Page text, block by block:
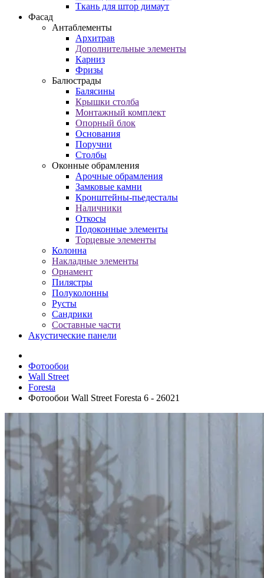
Ткань для штор димаут
Фасад
Антаблементы
Архитрав
Дополнительные элементы
Карниз
Фризы
Балюстрады
Балясины
Крышки столба
Монтажный комплект
Опорный блок
Основания
Поручни
Столбы
Оконные обрамления
Арочные обрамления
Замковые камни
Кронштейны-пьедесталы
Наличники
Откосы
Подоконные элементы
Торцевые элементы
Колонна
Накладные элементы
Орнамент
Пилястры
Полуколонны
Русты
Сандрики
Составные части
Акустические панели
Фотообои
Wall Street
Foresta
Фотообои Wall Street Foresta 6 - 26021